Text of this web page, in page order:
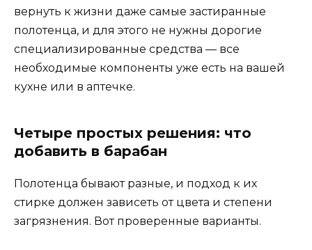
вернуть к жизни даже самые застиранные
полотенца, и для этого не нужны дорогие
специализированные средства — все
необходимые компоненты уже есть на вашей
кухне или в аптечке.
Четыре простых решения: что
добавить в барабан
Полотенца бывают разные, и подход к их
стирке должен зависеть от цвета и степени
загрязнения. Вот проверенные варианты.